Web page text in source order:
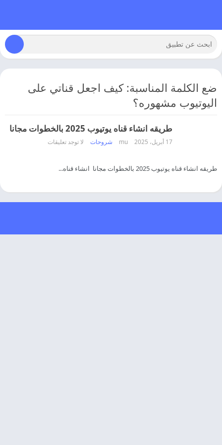
ضع الكلمة المناسبة: كيف اجعل قناتي على
اليوتيوب مشهوره؟
طريقه انشاء قناه يوتيوب 2025 بالخطوات مجانا
17 أبريل، 2025 mu شروحات لا توجد تعليقات
طريقه انشاء قناه يوتيوب 2025 بالخطوات مجانا انشاء قناه...